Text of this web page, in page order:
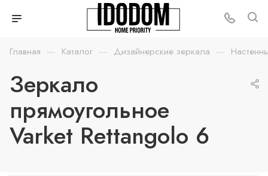
Главная — Каталог — Дизайнерские зеркала —
Зеркало
прямоугольное
Varket Rettangolo 6